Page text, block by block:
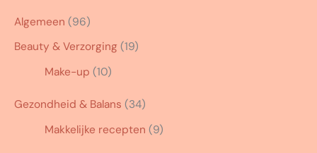
Algemeen (96)
Beauty & Verzorging (19)
Make-up (10)
Gezondheid & Balans (34)
Makkelijke recepten (9)